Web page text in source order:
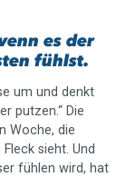
es der
fühlst.
um und denkt
putzen.“ Die
Woche, die
sieht. Und
fühlen wird, hat